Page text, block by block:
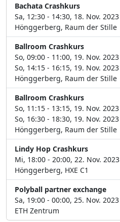
Bachata Crashkurs
Sa, 12:30 - 14:30, 18. Nov. 2023
Hönggerberg, Raum der Stille
Ballroom Crashkurs
So, 09:00 - 11:00, 19. Nov. 2023
So, 14:15 - 16:15, 19. Nov. 2023
Hönggerberg, Raum der Stille
Ballroom Crashkurs
So, 11:15 - 13:15, 19. Nov. 2023
So, 16:30 - 18:30, 19. Nov. 2023
Hönggerberg, Raum der Stille
Lindy Hop Crashkurs
Mi, 18:00 - 20:00, 22. Nov. 2023
Hönggerberg, HXE C1
Polyball partner exchange
Sa, 19:00 - 00:00, 25. Nov. 2023
ETH Zentrum